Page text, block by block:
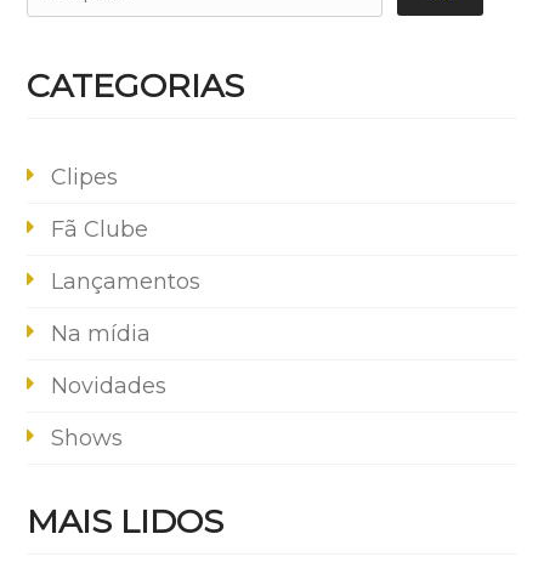
CATEGORIAS
Clipes
Fã Clube
Lançamentos
Na mídia
Novidades
Shows
MAIS LIDOS